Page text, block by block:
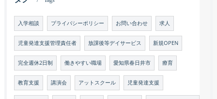
入学相談 プライバシーポリシー お問い合わせ 求人
児童発達支援管理責任者 放課後等デイサービス 新規OPEN
完全週休2日制 働きやすい職場 愛知県春日井市 療育
教育支援 講演会 アットスクール 児童発達支援